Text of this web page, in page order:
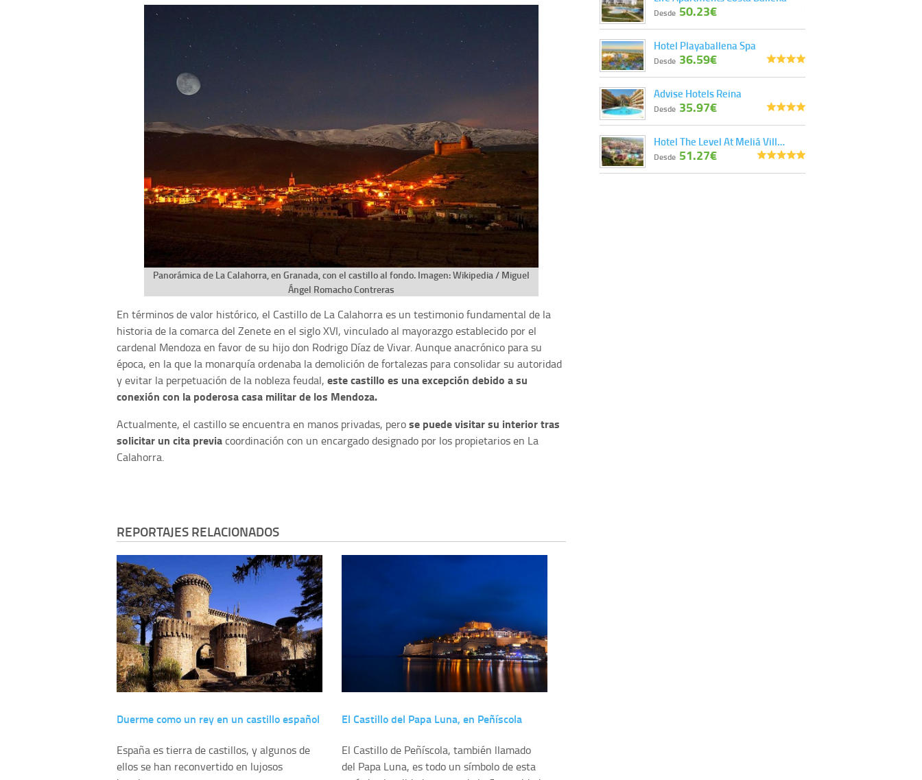
Panorámica de La Calahorra, en Granada, con el castillo al fondo. Imagen: Wikipedia / Miguel
Ángel Romacho Contreras
En términos de valor histórico, el Castillo de La Calahorra es un testimonio fundamental de la
historia de la comarca del Zenete en el siglo XVI, vinculado al mayorazgo establecido por el
cardenal Mendoza en favor de su hijo don Rodrigo Díaz de Vivar. Aunque anacrónico para su
época, en la que la monarquía ordenaba la demolición de fortalezas para consolidar su autoridad
y evitar la perpetuación de la nobleza feudal, este castillo es una excepción debido a su
conexión con la poderosa casa militar de los Mendoza.
Actualmente, el castillo se encuentra en manos privadas, perose puede visitar su interior tras
solicitar un cita previacoordinación con un encargado designado por los propietarios en La
Calahorra.
REPORTAJES RELACIONADOS
Duerme como un rey en un castillo español
España es tierra de castillos, y algunos de
ellos se han reconvertido en lujosos
El Castillo del Papa Luna, en Peñíscola
El Castillo de Peñíscola, también llamado
del Papa Luna, es todo un símbolo de esta
Desde 50.23€
Hotel Playaballena Spa
Desde 36.59€
Advise Hotels Reina
Desde 35.97€
Hotel The Level At Meliá Vill…
Desde 51.27€